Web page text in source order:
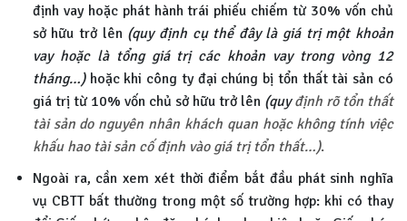
định vay hoặc phát hành trái phiếu chiếm từ 30% vốn chủ
sở hữu trở lên (quy định cụ thể đây là giá trị một khoản
vay hoặc là tổng giá trị các khoản vay trong vòng 12
tháng…)hoặc khi công ty đại chúng bị tổn thất tài sản có
giá trị từ 10% vốn chủ sở hữu trở lên (quyđịnh rõ tổn thất
tài sản do nguyên nhân khách quan hoặc không tính việc
khấu hao tài sản cố định vào giá trị tổn thất…).
Ngoài ra, cần xem xét thời điểm bắt đầu phát sinh nghĩa
vụ CBTT bất thường trong một số trường hợp: khi có thay